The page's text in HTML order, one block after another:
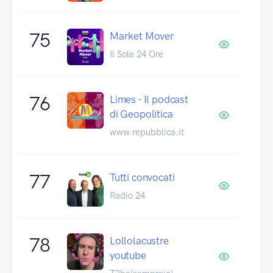
75 Market Mover
Il Sole 24 Ore
76
Limes - Il podcast
di Geopolitica
www.repubblica.it
77 Tutti convocati
Radio 24
78
Lollolacustre
youtube